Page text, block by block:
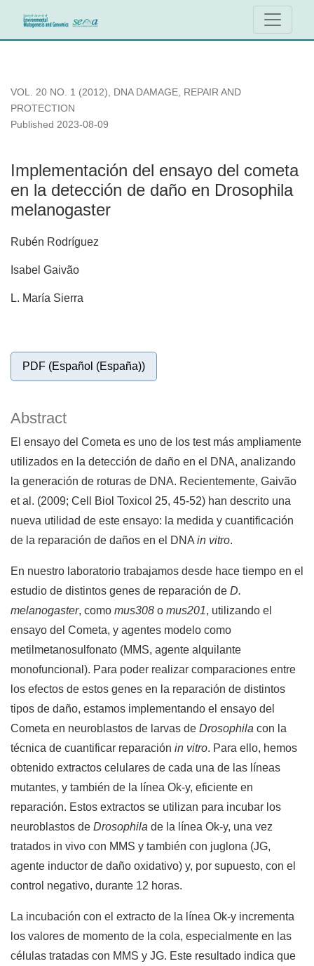
Implementación del ensayo del cometa en la detección de
VOL. 20 NO. 1 (2012), DNA DAMAGE, REPAIR AND
PROTECTION
Implementación del ensayo del cometa
en la detección de daño en Drosophila
melanogaster
Published 2023-08-09
Rubén Rodríguez
Isabel Gaivão
L. María Sierra
PDF (Español (España))
Abstract
El ensayo del Cometa es uno de los test más ampliamente
utilizados en la detección de daño en el DNA, analizando
la generación de roturas de DNA. Recientemente, Gaivão
et al. (2009; Cell Biol Toxicol 25, 45-52) han descrito una
nueva utilidad de este ensayo: la medida y cuantificación
de la reparación de daños en el DNA in vitro.
En nuestro laboratorio trabajamos desde hace tiempo en el
estudio de distintos genes de reparación de D.
melanogaster, como mus308 o mus201, utilizando el
ensayo del Cometa, y agentes modelo como
metilmetanosulfonato (MMS, agente alquilante
monofuncional). Para poder realizar comparaciones entre
los efectos de estos genes en la reparación de distintos
tipos de daño, estamos implementando el ensayo del
Cometa en neuroblastos de larvas de Drosophila con la
técnica de cuantificar reparación in vitro. Para ello, hemos
obtenido extractos celulares de cada una de las líneas
mutantes, y también de la línea Ok-y, eficiente en
reparación. Estos extractos se utilizan para incubar los
neuroblastos de Drosophila de la línea Ok-y, una vez
tratados in vivo con MMS y también con juglona (JG,
agente inductor de daño oxidativo) y, por supuesto, con el
control negativo, durante 12 horas.
La incubación con el extracto de la línea Ok-y incrementa
los valores de momento de la cola, especialmente en las
células tratadas con MMS y JG. Este resultado indica que